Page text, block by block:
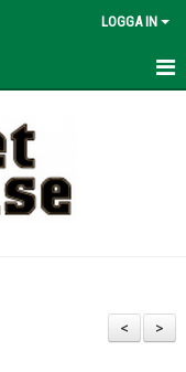
LOGGA IN
>
<